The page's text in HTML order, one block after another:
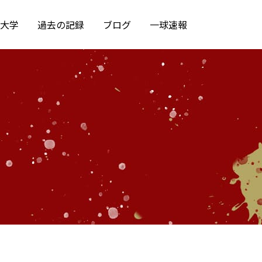
学 過去の記録 ブログ 一球速報